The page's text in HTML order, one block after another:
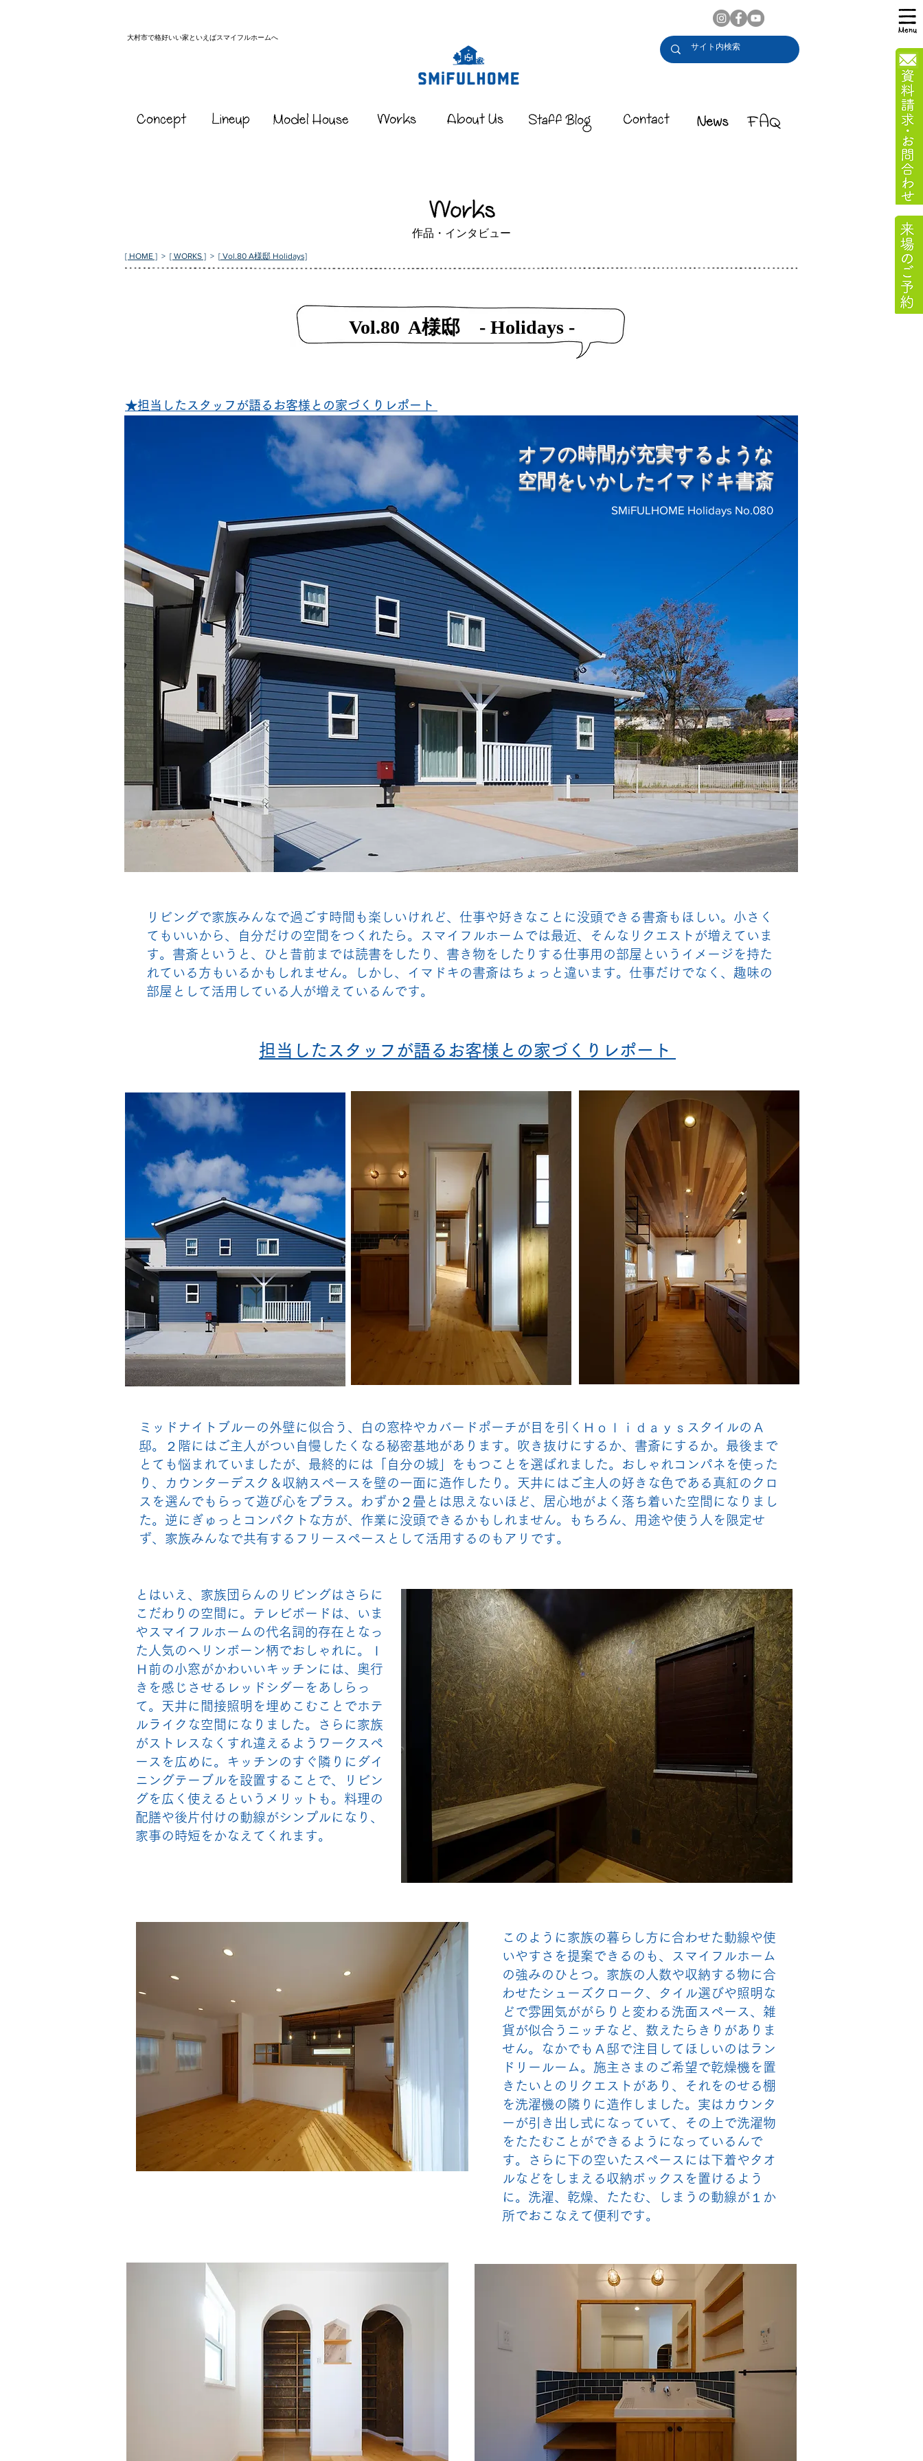
大村市で格好いい家といえばスマイフルホームへ
作品・インタビュー
[ HOME ] > [ WORKS ] > [ Vol.80 A様邸 Holidays]
Vol.80 A様邸 - Holidays -
★担当したスタッフが語るお客様との家づくりレポート
オフの時間が充実するような
空間をいかしたイマドキ書斎
SMiFULHOME Holidays No.080
リビングで家族みんなで過ごす時間も楽しいけれど、仕事や好きなことに没頭できる書斎もほしい。小さく
てもいいから、自分だけの空間をつくれたら。スマイフルホームでは最近、そんなリクエストが増えていま
す。書斎というと、ひと昔前までは読書をしたり、書き物をしたりする仕事用の部屋というイメージを持た
れている方もいるかもしれません。しかし、イマドキの書斎はちょっと違います。仕事だけでなく、趣味の
部屋として活用している人が増えているんです。
担当したスタッフが語るお客様との家づくりレポート
ミッドナイトブルーの外壁に似合う、白の窓枠やカバードポーチが目を引くＨｏｌｉｄａｙｓスタイルのＡ
邸。２階にはご主人がつい自慢したくなる秘密基地があります。吹き抜けにするか、書斎にするか。最後まで
とても悩まれていましたが、最終的には「自分の城」をもつことを選ばれました。おしゃれコンパネを使った
り、カウンターデスク＆収納スペースを壁の一面に造作したり。天井にはご主人の好きな色である真紅のクロ
スを選んでもらって遊び心をプラス。わずか２畳とは思えないほど、居心地がよく落ち着いた空間になりまし
た。逆にぎゅっとコンパクトな方が、作業に没頭できるかもしれません。もちろん、用途や使う人を限定せ
ず、家族みんなで共有するフリースペースとして活用するのもアリです。
とはいえ、家族団らんのリビングはさらに
こだわりの空間に。テレビボードは、いま
やスマイフルホームの代名詞的存在となっ
た人気のヘリンボーン柄でおしゃれに。Ｉ
Ｈ前の小窓がかわいいキッチンには、奥行
きを感じさせるレッドシダーをあしらっ
て。天井に間接照明を埋めこむことでホテ
ルライクな空間になりました。さらに家族
がストレスなくすれ違えるようワークスペ
ースを広めに。キッチンのすぐ隣りにダイ
ニングテーブルを設置することで、リビン
グを広く使えるというメリットも。料理の
配膳や後片付けの動線がシンプルになり、
家事の時短をかなえてくれます。
このように家族の暮らし方に合わせた動線や使
いやすさを提案できるのも、スマイフルホーム
の強みのひとつ。家族の人数や収納する物に合
わせたシューズクローク、タイル選びや照明な
どで雰囲気ががらりと変わる洗面スペース、雑
貨が似合うニッチなど、数えたらきりがありま
せん。なかでもＡ邸で注目してほしいのはラン
ドリールーム。施主さまのご希望で乾燥機を置
きたいとのリクエストがあり、それをのせる棚
を洗濯機の隣りに造作しました。実はカウンタ
ーが引き出し式になっていて、その上で洗濯物
をたたむことができるようになっているんで
す。さらに下の空いたスペースには下着やタオ
ルなどをしまえる収納ボックスを置けるよう
に。洗濯、乾燥、たたむ、しまうの動線が１か
所でおこなえて便利です。